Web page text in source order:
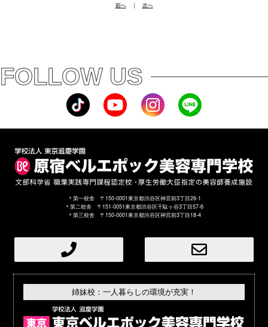
前へ｜ 次へ
FOLLOW US
＊第一校舎 〒150-0001東京都渋谷区神宮前3丁目26-1
＊第二校舎 〒151-0051東京都渋谷区千駄ヶ谷3丁目57-6
＊第三校舎 〒150-0001東京都渋谷区神宮前3丁目18-4
姉妹校：一人暮らしの環境が充実！